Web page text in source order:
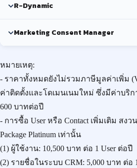
R-Dynamic
Marketing Consent Manager
หมายเหตุ:
- ราคาทั้งหมดยังไม่รวมภาษีมูลค่าเพิ่ม
ค่าติดตั้งและโดเมนเนมใหม่ ซึ่งมีค่าบริก
600 บาทต่อปี
- การซื้อ User หรือ Contact เพิ่มเติม สง
Package Platinum เท่านั้น
(1) ผู้ใช้งาน: 10,500 บาท ต่อ 1 User ต่อปี
(2) รายชื่อในระบบ CRM: 5,000 บาท ต่อ